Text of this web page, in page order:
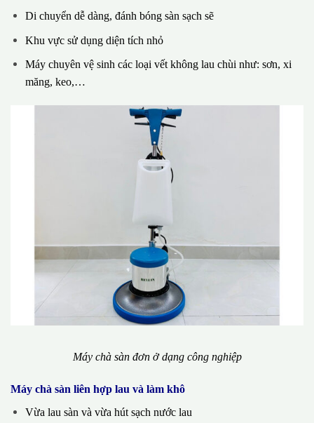
Di chuyển dễ dàng, đánh bóng sàn sạch sẽ
Khu vực sử dụng diện tích nhỏ
Máy chuyên vệ sinh các loại vết không lau chùi như: sơn, xi
măng, keo,…
Máy chà sàn đơn ở dạng công nghiệp
Máy chà sàn liên hợp lau và làm khô
Vừa lau sàn và vừa hút sạch nước lau